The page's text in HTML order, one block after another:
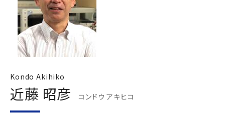
Kondo Akihiko
近藤 昭彦 コンドウ アキヒコ